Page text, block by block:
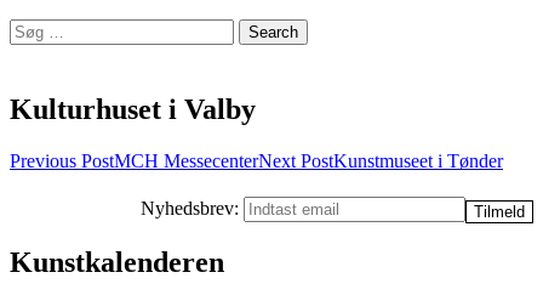
Search
for:
Kulturhuset i Valby
Post
Previous PostMCH MessecenterNext PostKunstmuseet i Tønder
Nyhedsbrev:
Kunstkalenderen